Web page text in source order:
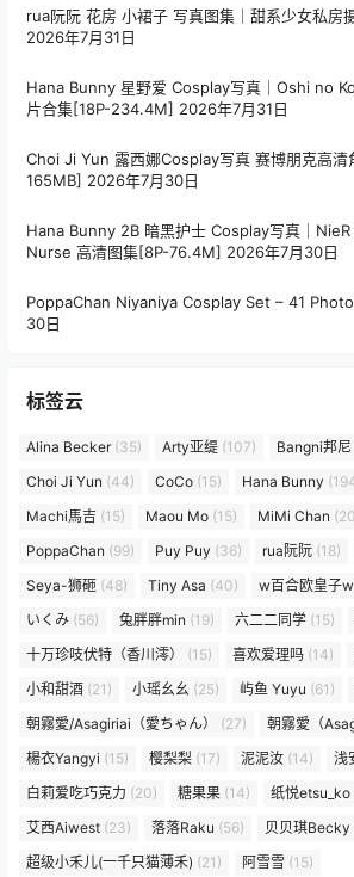
rua阮阮 花房 小裙子 写真图集｜甜系少女私房
2026年7月31日
Hana Bunny 星野爱 Cosplay写真｜Oshi no
片合集[18P-234.4M] 2026年7月31日
Choi Ji Yun 露西娜Cosplay写真 赛博朋克高清
165MB] 2026年7月30日
Hana Bunny 2B 暗黑护士 Cosplay写真｜
Nurse 高清图集[8P-76.4M] 2026年7月30日
PoppaChan Niyaniya Cosplay Set – 41
30日
标签云
Alina Becker(35) Arty亚缇 (107) Bangni邦尼
Choi Ji Yun (44) CoCo (15) Hana Bunny
Machi馬吉 (15) Maou Mo (15) MiMi Chan
PoppaChan (99) Puy Puy (36) rua阮阮 (18)
Seya-狮砸 (48) Tiny Asa (40) w百合欧皇子w
いくみ (56) 兔胖胖min (19) 六二二同学 (15)
十万珍吱伏特（香川澪）
(15) 喜欢爱理吗 (14)
小和甜酒 (21) 小瑶幺幺 (25) 屿鱼 Yuyu (61)
朝霧愛/Asagiriai（愛ちゃん）
(27) 朝霧愛（
楊衣Yangyi (15) 樱梨梨 (17) 泥泥汝 (14) 浅
白莉爱吃巧克力 (20) 糖果果 (14) 纸悦etsu_ko
艾西Aiwest (23) 落落Raku (56) 贝贝琪Becky
超级小禾儿(一千只猫薄禾) (21) 阿雪雪 (15)